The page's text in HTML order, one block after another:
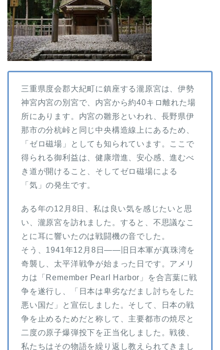
三重県度会郡大紀町に鎮座する瀧原宮は、伊勢
神宮内宮の別宮で、内宮から約40キロ離れた場
所にあります。内宮の雛形といわれ、長野県伊
那市の分杭峠と同じ中央構造線上にあるため、
「ゼロ磁場」としても知られています。ここで
得られる御利益は、健康増進、安心感、進むべ
き道が開けること、そしてゼロ磁場による
「気」の発生です。
ある年の12月8日、私は良い気を感じたいと思
い、瀧原宮を訪れました。すると、不思議なこ
とに耳に響いたのは戦闘機の音でした。
そう、1941年12月8日——旧日本軍が真珠湾を
奇襲し、太平洋戦争が始まった日です。アメリ
カは「Remember Pearl Harbor」を合言葉に戦
争を遂行し、「日本は卑劣なだまし討ちをした
悪い国だ」と宣伝しました。そして、日本の戦
争を止めるためだと称して、主要都市の焼尽と
二度の原子爆弾投下を正当化しました。戦後、
私たちはその物語を繰り返し教えられてきまし